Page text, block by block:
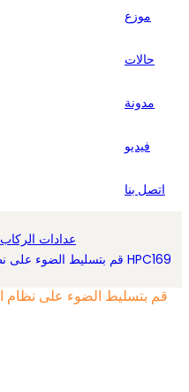
موزع
حالات
مدونة
فيديو
اتصل بنا
عدادات الركاب
قم بتسليط الضوء على نظام الكشف عن إشغال ركاب السيارة HPC169